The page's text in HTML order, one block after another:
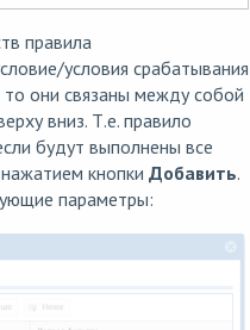
правила
условия срабатывания
то они связаны между собой
вниз. Т.е. правило
будут выполнены все
кнопки Добавить.
параметры: